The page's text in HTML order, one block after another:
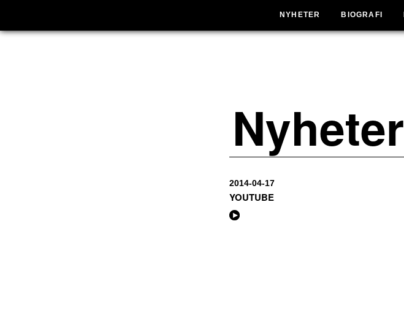
NYHETER BIOGRAFI
Nyheter
2014-04-17
YOUTUBE